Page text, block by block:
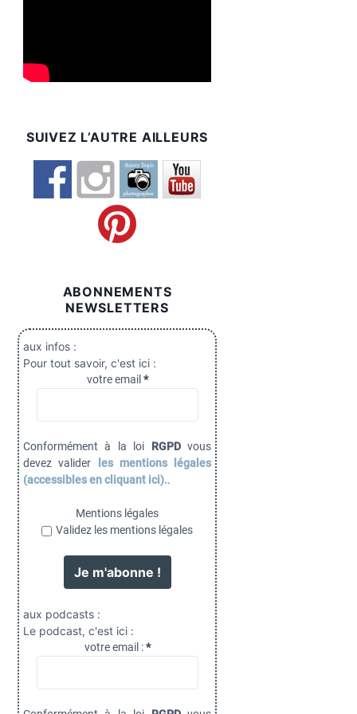
SUIVEZ L’AUTRE AILLEURS
ABONNEMENTS
NEWSLETTERS
aux infos :
Pour tout savoir, c'est ici :
votre email *
Conformément à la loi RGPDvous
devez valider
les mentions légales
(accessibles en cliquant ici)..
Mentions légales
Validez les mentions légales
aux podcasts :
Le podcast, c'est ici :
votre email :*